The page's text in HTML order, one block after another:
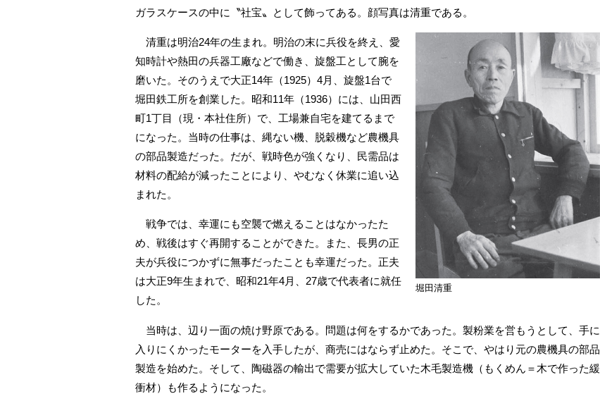
ガラスケースの中に〝社宝〟として飾ってある。顔写真は清重である。
堀田清重
清重は明治24年の生まれ。明治の末に兵役を終え、愛
知時計や熱田の兵器工廠などで働き、旋盤工として腕を
磨いた。そのうえで大正14年（1925）4月、旋盤1台で
堀田鉄工所を創業した。昭和11年（1936）には、山田西
町1丁目（現・本社住所）で、工場兼自宅を建てるまで
になった。当時の仕事は、縄ない機、脱穀機など農機具
の部品製造だった。だが、戦時色が強くなり、民需品は
材料の配給が減ったことにより、やむなく休業に追い込
まれた。
戦争では、幸運にも空襲で燃えることはなかったた
め、戦後はすぐ再開することができた。また、長男の正
夫が兵役につかずに無事だったことも幸運だった。正夫
は大正9年生まれで、昭和21年4月、27歳で代表者に就任
した。
当時は、辺り一面の焼け野原である。問題は何をするかであった。製粉業を営もうとして、手に
入りにくかったモーターを入手したが、商売にはならず止めた。そこで、やはり元の農機具の部品
製造を始めた。そして、陶磁器の輸出で需要が拡大していた木毛製造機（もくめん＝木で作った緩
衝材）も作るようになった。